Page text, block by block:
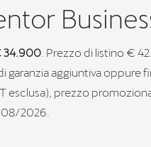
34.900 . Prezzo di listino €
garanzia aggiuntiva oppure
esclusa), prezzo
2026.